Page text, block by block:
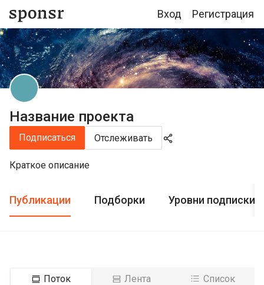
Вход Регистрация
Название проекта
Подписаться Отслеживать
Краткое описание
Публикации Подборки Уровни подписки
Поток Лента Список